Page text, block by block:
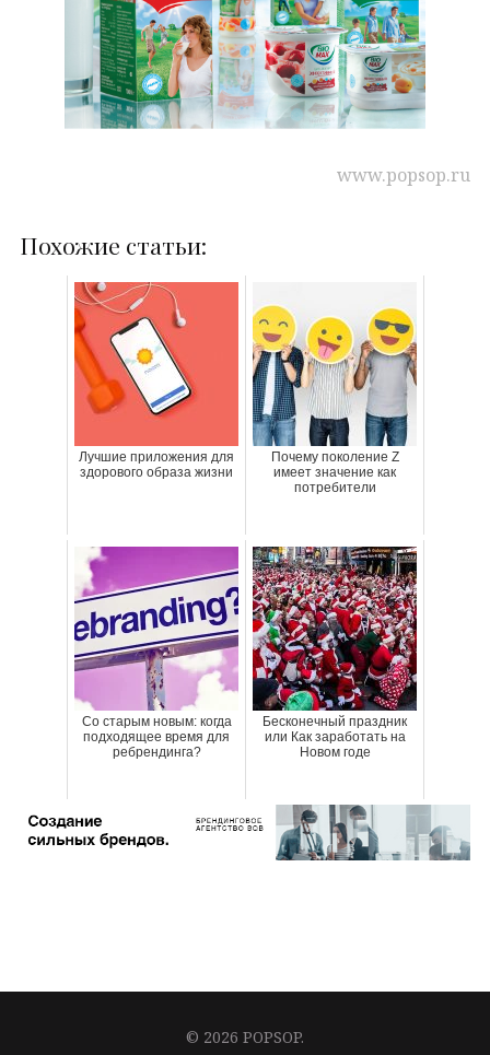
www.popsop.ru
Похожие статьи:
Лучшие приложения для
здорового образа жизни
Почему поколение Z
имеет значение как
потребители
Со старым новым: когда
подходящее время для
ребрендинга?
Бесконечный праздник
или Как заработать на
Новом годе
© 2026 POPSOP.